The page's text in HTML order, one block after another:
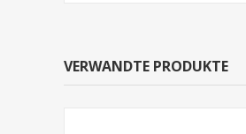
VERWANDTE PRODUKTE